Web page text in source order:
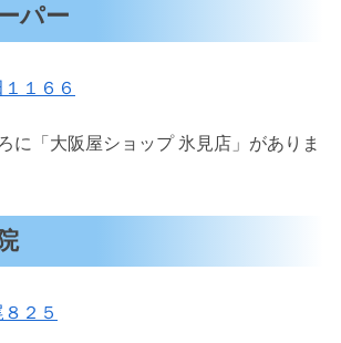
パー
１６６
に「大阪屋ショップ 氷見店」がありま
２５